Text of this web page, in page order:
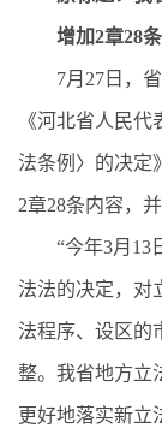
增加2章28条
7月27日，省
《河北省人民
法条例〉的决定
2章28条内容，
“今年3月13日
法法的决定，对
法程序、设区的
整。我省地方立
更好地落实新立